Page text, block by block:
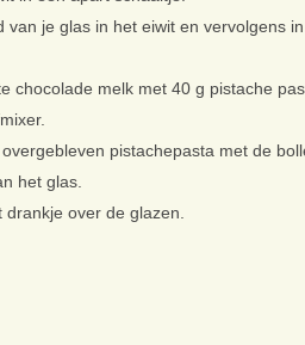
van je glas in het eiwit en vervolgens
chocolade melk met 40 g pistache
pistachepasta met de
het glas.
drankje over de glazen.